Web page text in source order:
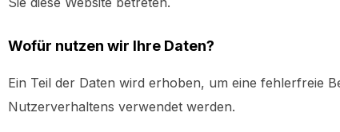
Wofür nutzen wir Ihre Daten?
Ein Teil der Daten wird erhoben, um eine fehlerfreie
Nutzerverhaltens verwendet werden.